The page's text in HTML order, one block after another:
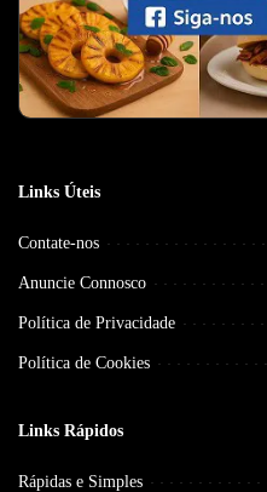
Links Úteis
Contate-nos
Anuncie Connosco
Política de Privacidade
Política de Cookies
Links Rápidos
Rápidas e Simples